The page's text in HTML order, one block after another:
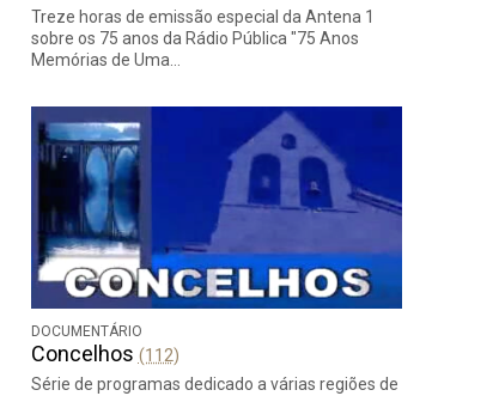
Treze horas de emissão especial da Antena 1
sobre os 75 anos da Rádio Pública "75 Anos
Memórias de Uma…
DOCUMENTÁRIO
Concelhos (112)
Série de programas dedicado a várias regiões de